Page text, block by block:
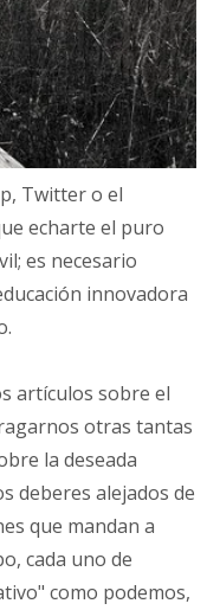
Twitter o el
echarte el puro
es necesario
innovadora
artículos sobre el
otras tantas
la deseada
deberes alejados de
que mandan a
cada uno de
como podemos,